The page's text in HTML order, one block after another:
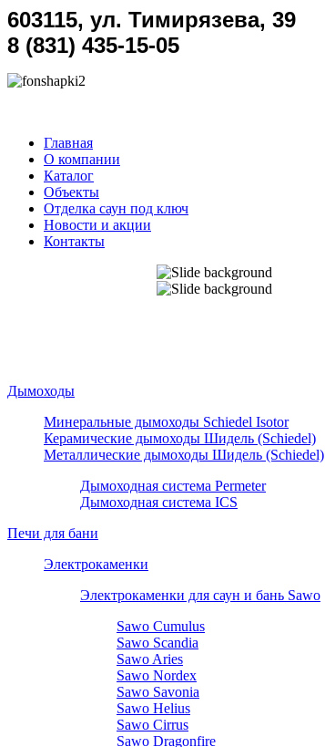
603115, ул. Тимирязева, 39
8 (831) 435-15-05
Главная
О компании
Каталог
Объекты
Отделка саун под ключ
Новости и акции
Контакты
Дымоходы
Минеральные дымоходы Schiedel Isotor
Керамические дымоходы Шидель (Schiedel)
Металлические дымоходы Шидель (Schiedel)
Дымоходная система Permeter
Дымоходная система ICS
Печи для бани
Электрокаменки
Электрокаменки для саун и бань Sawo
Sawo Cumulus
Sawo Scandia
Sawo Aries
Sawo Nordex
Sawo Savonia
Sawo Helius
Sawo Cirrus
Sawo Dragonfire